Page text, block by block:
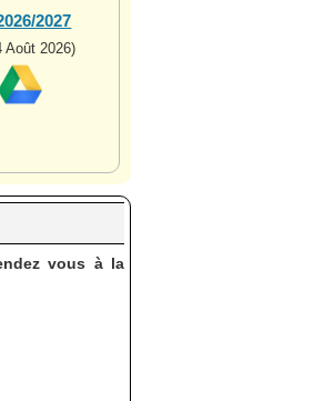
2027
Août 2026)
vous à la